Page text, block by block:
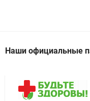
Наши официальные